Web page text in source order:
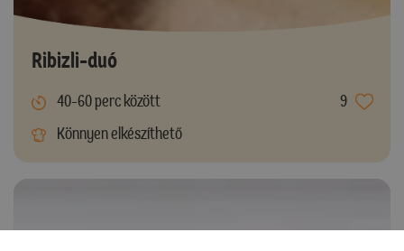
Ribizli-duó
40-60 perc között
9
Könnyen elkészíthető